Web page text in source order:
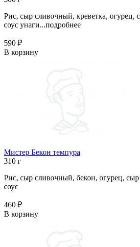
Рис, сыр сливочный, креветка, огурец,
соус унаги...подробнее
590 ₽
В корзину
Мистер Бекон темпура
310 г
Рис, сыр сливочный, бекон, огурец,
соус
460 ₽
В корзину